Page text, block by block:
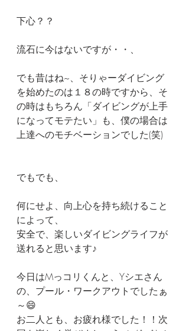
下心？？
流石に今はないですが・・、
でも昔はね~、そりゃーダイビング
を始めたのは１８の時ですから、そ
の時はもちろん「ダイビングが上手
になってモテたい」も、僕の場合は
上達へのモチベーションでした(笑)
でもでも、
何にせよ、向上心を持ち続けること
によって、
安全で、楽しいダイビングライフが
送れると思います♪
今日はMっコリくんと、Yシエさん
の、プール・ワークアウトでしたぁ
～😄
お二人とも、お疲れ様でした！！次